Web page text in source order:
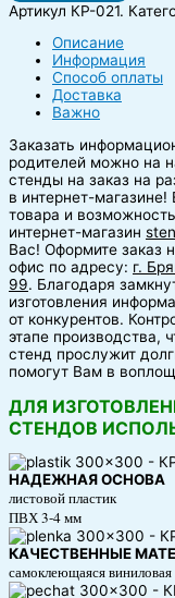
Артикул КР-021.
Описание
Информация
Способ оплаты
Доставка
Важно
Заказать
родителей можно на
стенды на заказ на
в интернет-
товара и
интернет-магазин
Вас! Оформите заказ
офис по адресу: г.
99. Благодаря
изготовления
от конкурентов.
этапе производства,
стенд прослужит
помогут Вам в
ДЛЯ
СТЕНДОВ
НАДЕЖНАЯ ОСНОВА
листовой пластик
ПВХ 3-4 мм
КАЧЕСТВЕННЫЕ
самоклеющаяся